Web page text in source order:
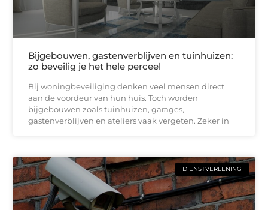
Bijgebouwen, gastenverblijven en tuinhuizen:
zo beveilig je het hele perceel
Bij woningbeveiliging denken veel mensen direct
aan de voordeur van hun huis. Toch worden
bijgebouwen zoals tuinhuizen, garages,
gastenverblijven en ateliers vaak vergeten. Zeker in
DIENSTVERLENING